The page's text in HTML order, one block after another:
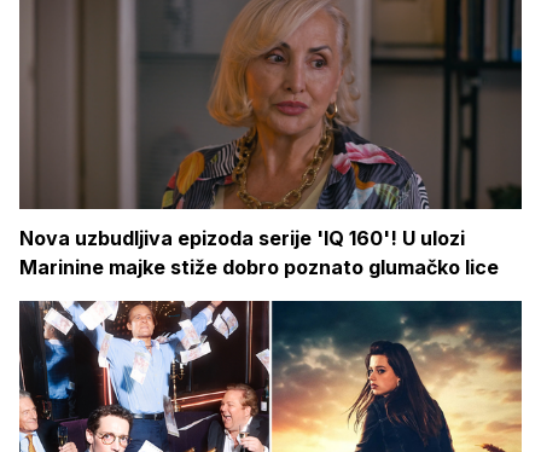
Nova uzbudljiva epizoda serije 'IQ 160'! U ulozi
Marinine majke stiže dobro poznato glumačko lice